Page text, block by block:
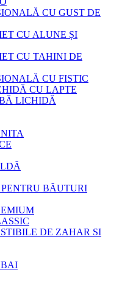
CU GUST DE
CU ALUNE ȘI
CU TAHINI DE
CU FISTIC
CU LAPTE
LICHIDĂ
BĂUTURI
DE ZAHAR SI